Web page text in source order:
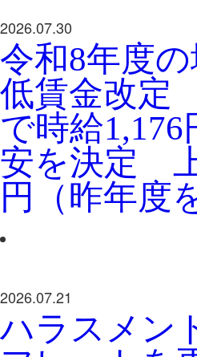
2026.07.30
令和8年度
低賃金改定
で時給1,176
安を決定
円（昨年度
2026.07.21
ハラスメン